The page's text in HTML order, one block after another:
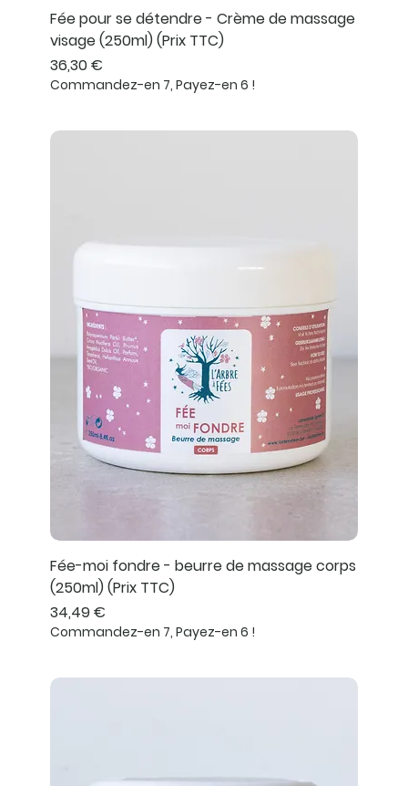
Fée pour se détendre - Crème de massage
visage (250ml) (Prix TTC)
Prix
36,30 €
Commandez-en 7, Payez-en 6 !
Fée-moi fondre - beurre de massage corps
(250ml) (Prix TTC)
Prix
34,49 €
Commandez-en 7, Payez-en 6 !